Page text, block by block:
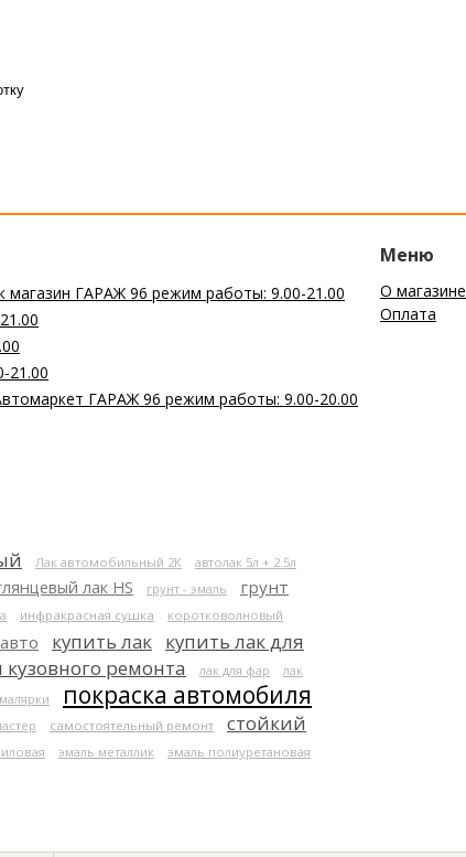
магазин ГАРАЖ 96 режим работы: 9.00-21.00
21.00
ГАРАЖ 96 режим работы: 9.00-20.00
Лак автомобильный 2К
автолак 5л + 2.5л
лак HS грунт - эмаль
грунт
инфракрасная сушка
коротковолновый
купить лак купить лак для
кузовного ремонта лак для фар
лак
покраска автомобиля
самостоятельный ремонт
стойкий
эмаль металлик эмаль полиуретановая
Меню
О магазине
Оплата